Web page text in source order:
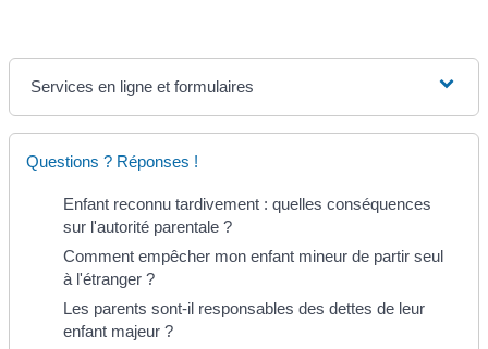
Services en ligne et formulaires
Questions ? Réponses !
Enfant reconnu tardivement : quelles conséquences
sur l'autorité parentale ?
Comment empêcher mon enfant mineur de partir seul
à l'étranger ?
Les parents sont-il responsables des dettes de leur
enfant majeur ?